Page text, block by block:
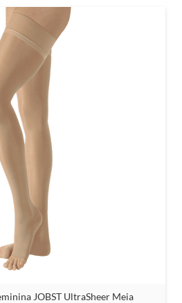
JOBST UltraSheer Meia